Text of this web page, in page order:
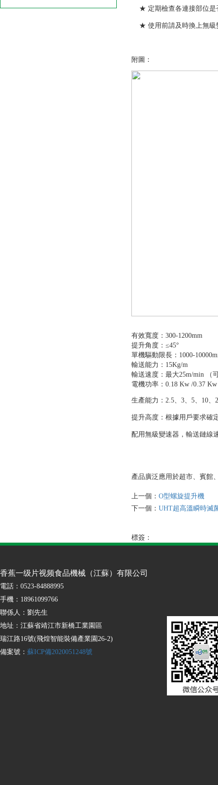
★ 定期檢查各連接部位是
★ 使用前請及時換上無級
附圖：
有效寬度：300-1200mm
提升角度：≤45°
單機驅動限長：1000-
輸送能力：15Kg/m
輸送速度：最大25m/min （
電機功率：0.18 Kw /0.37
生產能力：2.5、3、5、10、
提升高度：根據用戶要求確
配用無級變速器，輸送鏈線
產品廣泛應用於超市、賓館
上一個： O型螺旋提升機
下一個： UHT超高溫瞬時滅
標簽：
香蕉一级片视频食品機械（江蘇）有限公司
電話：0523-84888995
手機：18961099766
聯係人：劉先生
地址：江蘇省靖江市新橋工業園區
瑞江路16號(飛煌智能裝備產業園26-2)
備案號： 蘇ICP備2020051248號